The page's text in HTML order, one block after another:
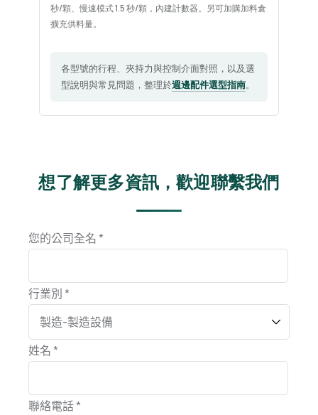
秒/顆、慢速模式 1.5 秒/顆，內建計數器。另可加購加料倉
擴充供料量。
各型號的行程、夾持力與控制介面對照，以及選
型說明與常見問題，整理於週邊配件選型指南。
想了解更多資訊，歡迎聯繫我們
您的公司全名 *
行業別 *
姓名 *
聯絡電話 *